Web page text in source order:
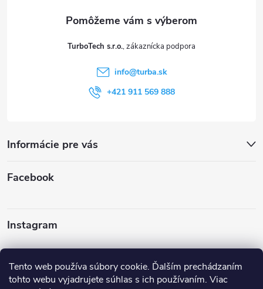
Tento web používa súbory cookie. Ďalším prechádzaním
tohto webu vyjadrujete súhlas s ich používaním. Viac
TurboTech s.r.o.
info@turba.sk
+421 911 569 888
Informácie pre vás
Facebook
Instagram
Sledovať na Instagrame